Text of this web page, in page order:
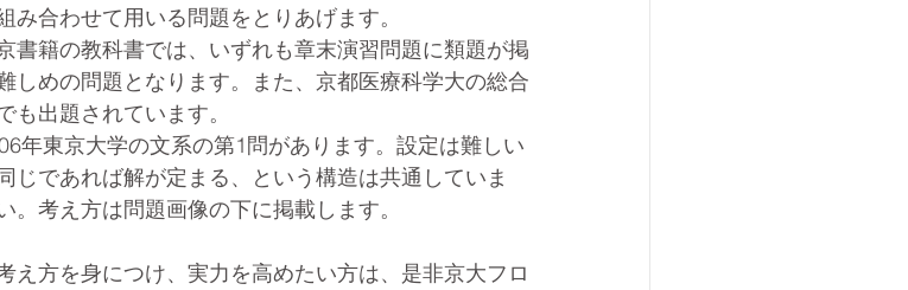
合わせて用いる問題をとりあげます。
書籍の教科書では、いずれも章末演習問題に類題が掲
しめの問題となります。また、京都医療科学大の総合
出題されています。
年東京大学の文系の第1問があります。設定は難しい
じであれば解が定まる、という構造は共通していま
考え方は問題画像の下に掲載します。
え方を身につけ、実力を高めたい方は、是非京大フロ